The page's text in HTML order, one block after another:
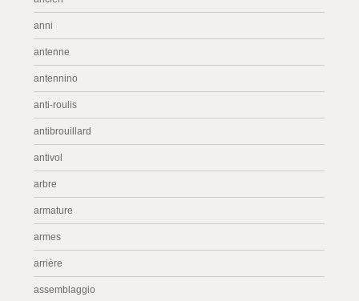
anni
antenne
antennino
anti-roulis
antibrouillard
antivol
arbre
armature
armes
arrière
assemblaggio